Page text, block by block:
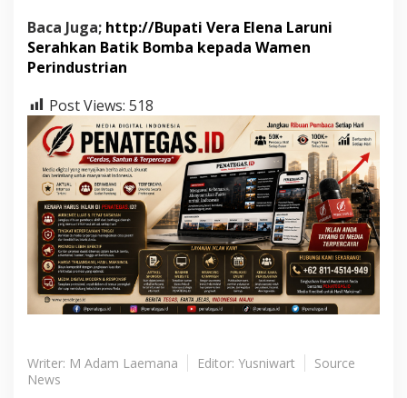
Baca Juga; http://Bupati Vera Elena Laruni
Serahkan Batik Bomba kepada Wamen
Perindustrian
Post Views: 518
Writer: M Adam Laemana Editor: Yusniwart
Source
News